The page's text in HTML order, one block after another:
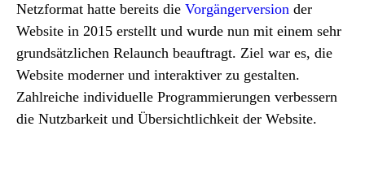
Netzformat hatte bereits die Vorgängerversion der
Website in 2015 erstellt und wurde nun mit einem sehr
grundsätzlichen Relaunch beauftragt. Ziel war es, die
Website moderner und interaktiver zu gestalten.
Zahlreiche individuelle Programmierungen verbessern
die Nutzbarkeit und Übersichtlichkeit der Website.